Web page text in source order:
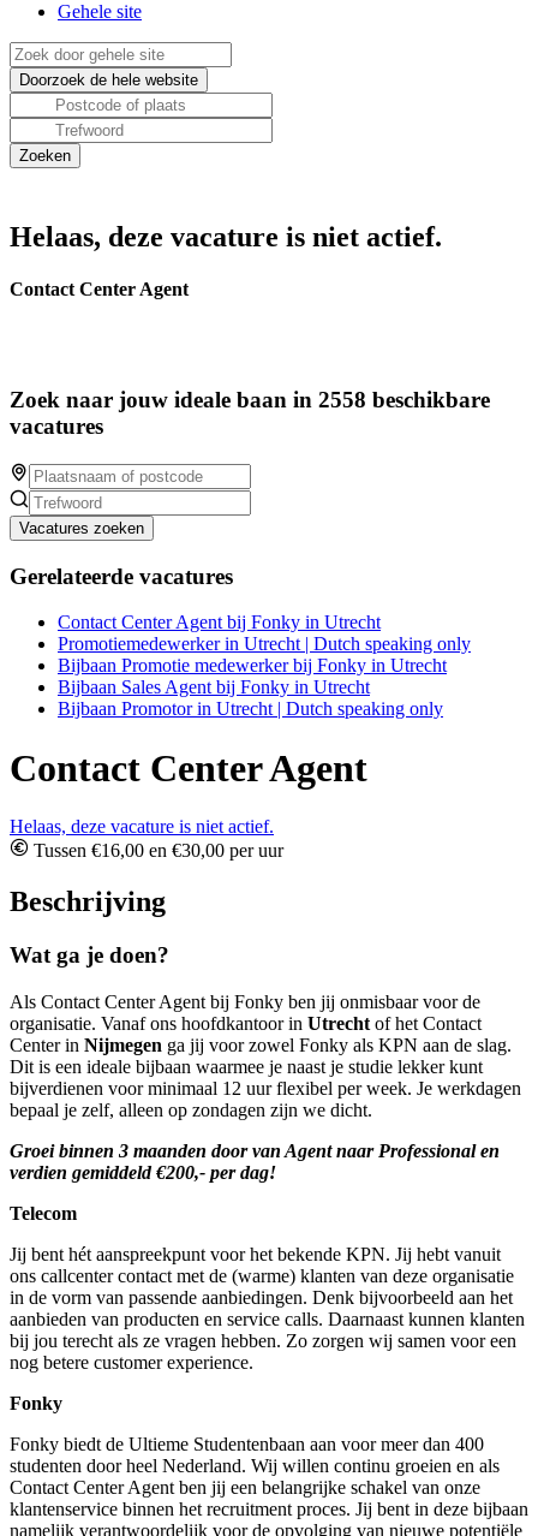
Gehele site
Helaas, deze vacature is niet actief.
Contact Center Agent
Zoek naar jouw ideale baan in 2558 beschikbare
vacatures
Vacatures zoeken
Gerelateerde vacatures
Contact Center Agent bij Fonky in Utrecht
Promotiemedewerker in Utrecht | Dutch speaking only
Bijbaan Promotie medewerker bij Fonky in Utrecht
Bijbaan Sales Agent bij Fonky in Utrecht
Bijbaan Promotor in Utrecht | Dutch speaking only
Contact Center Agent
Helaas, deze vacature is niet actief.
Tussen €16,00 en €30,00 per uur
Beschrijving
Wat ga je doen?
Als Contact Center Agent bij Fonky ben jij onmisbaar voor de
organisatie. Vanaf ons hoofdkantoor in Utrecht of het Contact
Center in Nijmegen ga jij voor zowel Fonky als KPN aan de slag.
Dit is een ideale bijbaan waarmee je naast je studie lekker kunt
bijverdienen voor minimaal 12 uur flexibel per week. Je werkdagen
bepaal je zelf, alleen op zondagen zijn we dicht.
Groei binnen 3 maanden door van Agent naar Professional en
verdien gemiddeld €200,- per dag!
Telecom
Jij bent hét aanspreekpunt voor het bekende KPN. Jij hebt vanuit
ons callcenter contact met de (warme) klanten van deze organisatie
in de vorm van passende aanbiedingen. Denk bijvoorbeeld aan het
aanbieden van producten en service calls. Daarnaast kunnen klanten
bij jou terecht als ze vragen hebben. Zo zorgen wij samen voor een
nog betere customer experience.
Fonky
Fonky biedt de Ultieme Studentenbaan aan voor meer dan 400
studenten door heel Nederland. Wij willen continu groeien en als
Contact Center Agent ben jij een belangrijke schakel van onze
klantenservice binnen het recruitment proces. Jij bent in deze bijbaan
namelijk verantwoordelijk voor de opvolging van nieuwe potentiële